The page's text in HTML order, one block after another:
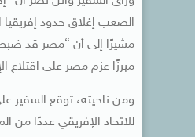
الصعب إغلاق حدود
مشيرًا إلى أن “مصر قد
مبرزًا عزم مصر على
ومن ناحيته، توقع السفير
للاتحاد الإفريقي عددًا من